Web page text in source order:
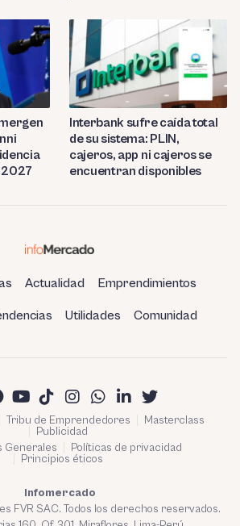
2027
Interbank sufre caída total
de su sistema: PLIN,
cajeros, app ni cajeros se
encuentran disponibles
Actualidad Emprendimientos
Utilidades Comunidad
Tribu de Emprendedores
Masterclass
Publicidad
Generales
Políticas de privacidad
Principios éticos
Infomercado
FVR SAC. Todos los derechos reservados.